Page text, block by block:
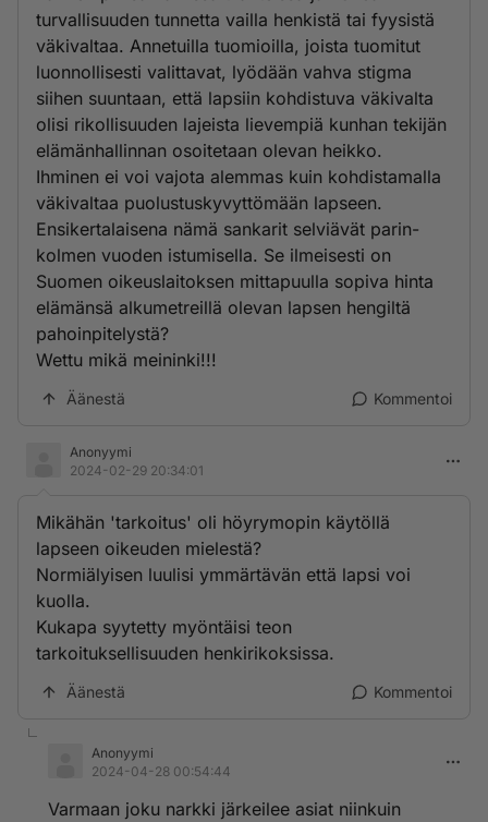
turvallisuuden tunnetta vailla henkistä tai fyysistä
väkivaltaa. Annetuilla tuomioilla, joista tuomitut
luonnollisesti valittavat, lyödään vahva stigma
siihen suuntaan, että lapsiin kohdistuva väkivalta
olisi rikollisuuden lajeista lievempiä kunhan tekijän
elämänhallinnan osoitetaan olevan heikko.
Ihminen ei voi vajota alemmas kuin kohdistamalla
väkivaltaa puolustuskyvyttömään lapseen.
Ensikertalaisena nämä sankarit selviävät parin-
kolmen vuoden istumisella. Se ilmeisesti on
Suomen oikeuslaitoksen mittapuulla sopiva hinta
elämänsä alkumetreillä olevan lapsen hengiltä
pahoinpitelystä?
Wettu mikä meininki!!!
Äänestä Kommentoi
Anonyymi
2024-02-29 20:34:01
Mikähän 'tarkoitus' oli höyrymopin käytöllä
lapseen oikeuden mielestä?
Normiälyisen luulisi ymmärtävän että lapsi voi
kuolla.
Kukapa syytetty myöntäisi teon
tarkoituksellisuuden henkirikoksissa.
Äänestä Kommentoi
Anonyymi
2024-04-28 00:54:44
Varmaan joku narkki järkeilee asiat niinkuin